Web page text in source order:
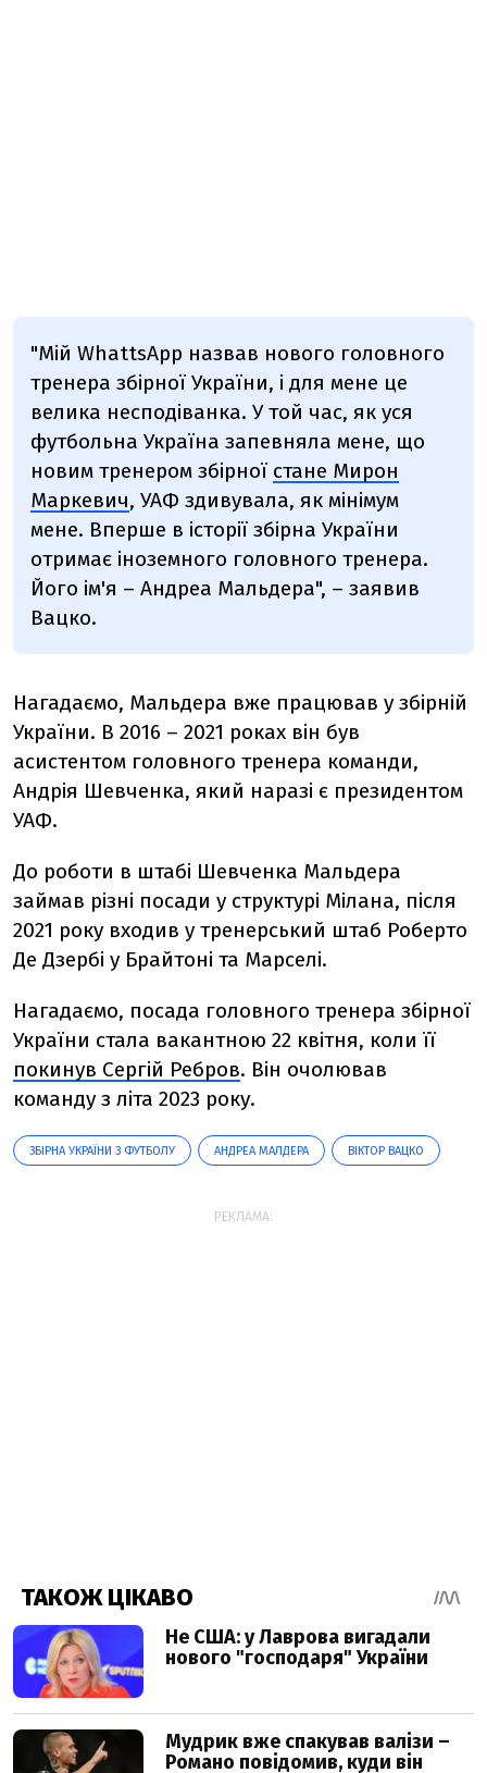
"Мій WhattsApp назвав нового головного
тренера збірної України, і для мене це
велика несподіванка. У той час, як уся
футбольна Україна запевняла мене, що
новим тренером збірної стане Мирон
Маркевич, УАФ здивувала, як мінімум
мене. Вперше в історії збірна України
отримає іноземного головного тренера.
Його ім'я – Андреа Мальдера", – заявив
Вацко.
Нагадаємо, Мальдера вже працював у збірній
України. В 2016 – 2021 роках він був
асистентом головного тренера команди,
Андрія Шевченка, який наразі є президентом
УАФ.
До роботи в штабі Шевченка Мальдера
займав різні посади у структурі Мілана, після
2021 року входив у тренерський штаб Роберто
Де Дзербі у Брайтоні та Марселі.
Нагадаємо, посада головного тренера збірної
України стала вакантною 22 квітня, коли її
покинув Сергій Ребров. Він очолював
команду з літа 2023 року.
ЗБІРНА УКРАЇНИ З ФУТБОЛУ АНДРЕА МАЛДЕРА ВІКТОР ВАЦКО
РЕКЛАМА: